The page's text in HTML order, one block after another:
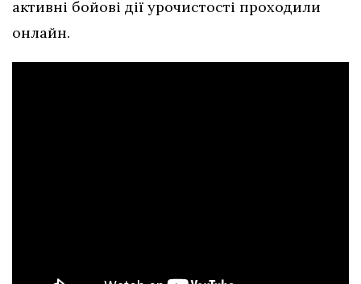
активні бойові дії урочистості проходили
онлайн.